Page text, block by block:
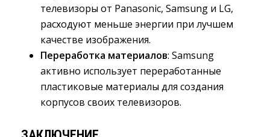
телевизоры от Panasonic, Samsung и LG,
расходуют меньше энергии при лучшем
качестве изображения.
Переработка материалов: Samsung
активно использует переработанные
пластиковые материалы для создания
корпусов своих телевизоров.